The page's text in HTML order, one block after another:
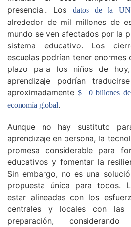
presencial. Los
datos de la
alrededor de mil millones de
mundo se ven afectados por la
sistema educativo. Los
escuelas podrían tener enormes
plazo para los niños de
aprendizaje podrían
aproximadamente$ 10 billones de
economía global.
Aunque no hay sustituto
aprendizaje en persona, la
promesa considerable para
educativos y fomentar la
Sin embargo, no es una
propuesta única para todos.
estar alineadas con los
centrales y locales con las
preparación,